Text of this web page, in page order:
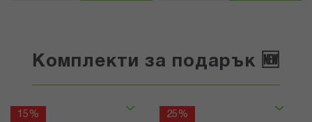
Комплекти за подарък 🆕
15%
25%